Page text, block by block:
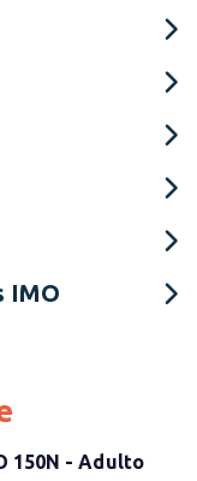
IMO
150N - Adulto